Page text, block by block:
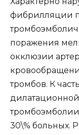
фибрилляции
поражения
окклюзии
тромбов. К
30\% больных.